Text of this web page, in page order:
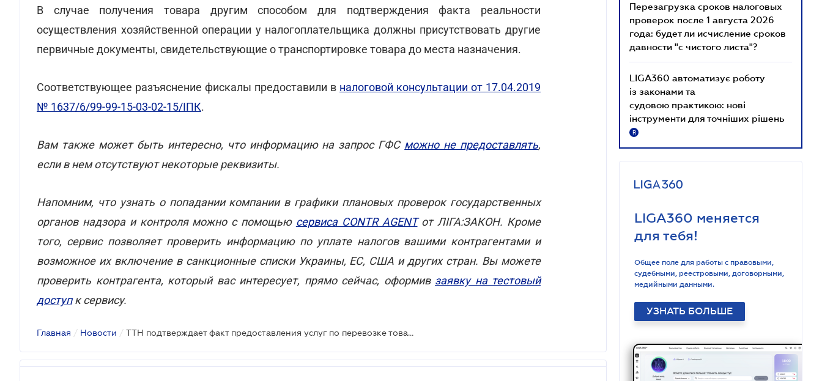
В случае получения товара другим способом для подтверждения факта реальности
осуществления хозяйственной операции у налогоплательщика должны присутствовать другие
первичные документы, свидетельствующие о транспортировке товара до места назначения.
Соответствующее разъяснение фискалы предоставили в налоговой консультации от 17.04.2019
№ 1637/6/99-99-15-03-02-15/ІПК.
Вам также может быть интересно, что информацию на запрос ГФС можно не предоставлять,
если в нем отсутствуют некоторые реквизиты.
Напомним, что узнать о попадании компании в графики плановых проверок государственных
органов надзора и контроля можно с помощью сервиса CONTR AGENTот ЛІГА:ЗАКОН. Кроме
того, сервис позволяет проверить информацию по уплате налогов вашими контрагентами и
возможное их включение в санкционные списки Украины, ЕС, США и других стран. Вы можете
проверить контрагента, который вас интересует, прямо сейчас, оформив заявку на тестовый
доступк сервису.
Главная / Новости / ТТН подтверждает факт предоставления услуг по перевозке товаров
Перезагрузка сроков налоговых
проверок после 1 августа 2026
года: будет ли исчисление сроков
давности "с чистого листа"?
LIGA360 автоматизує роботу
із законами та
судовою практикою: нові
інструменти для точніших рішень
R
LIGA360 меняется
для тебя!
Общее поле для работы с правовыми,
судебными, реестровыми, договорными,
медийными данными.
УЗНАТЬ БОЛЬШЕ